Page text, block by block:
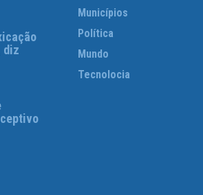
diz
Municípios
Política
Mundo
Tecnolocia